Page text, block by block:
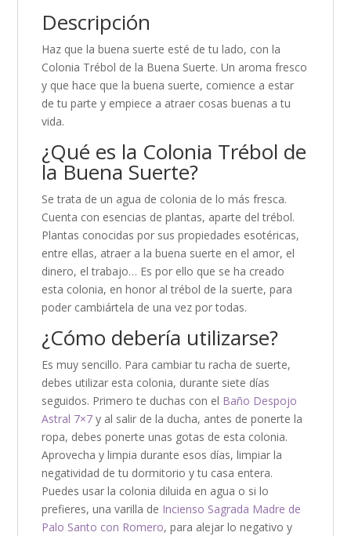
Descripción
Haz que la buena suerte esté de tu lado, con la
Colonia Trébol de la Buena Suerte. Un aroma fresco
y que hace que la buena suerte, comience a estar
de tu parte y empiece a atraer cosas buenas a tu
vida.
¿Qué es la Colonia Trébol de
la Buena Suerte?
Se trata de un agua de colonia de lo más fresca.
Cuenta con esencias de plantas, aparte del trébol.
Plantas conocidas por sus propiedades esotéricas,
entre ellas, atraer a la buena suerte en el amor, el
dinero, el trabajo… Es por ello que se ha creado
esta colonia, en honor al trébol de la suerte, para
poder cambiártela de una vez por todas.
¿Cómo debería utilizarse?
Es muy sencillo. Para cambiar tu racha de suerte,
debes utilizar esta colonia, durante siete días
seguidos. Primero te duchas con el Baño Despojo
Astral 7×7 y al salir de la ducha, antes de ponerte la
ropa, debes ponerte unas gotas de esta colonia.
Aprovecha y limpia durante esos días, limpiar la
negatividad de tu dormitorio y tu casa entera.
Puedes usar la colonia diluida en agua o si lo
prefieres, una varilla de Incienso Sagrada Madre de
Palo Santo con Romero, para alejar lo negativo y